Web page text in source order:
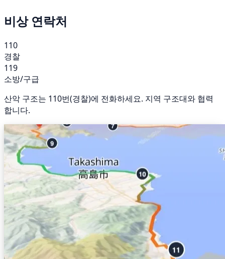
비상 연락처
110
경찰
119
소방/구급
산악 구조는 110번(경찰)에 전화하세요. 지역 구조대와 협력
합니다.